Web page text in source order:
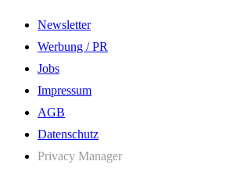
Newsletter
Werbung / PR
Jobs
Impressum
AGB
Datenschutz
Privacy Manager